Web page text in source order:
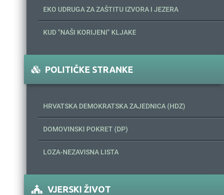
EKO UDRUGA ZA ZAŠTITU IZVORA I JEZERA
KUD "NAŠI KORIJENI" KLJAKE
POLITIČKE STRANKE
HRVATSKA DEMOKRATSKA ZAJEDNICA (HDZ)
DOMOVINSKI POKRET (DP)
LOZA-NEZAVISNA LISTA
VJERSKI ŽIVOT